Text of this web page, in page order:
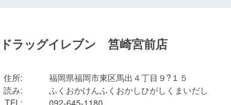
ドラッグイレブン 筥崎宮前店
住所:
福岡県福岡市東区馬出４丁目９?１５
読み:
ふくおかけんふくおかしひがしくまいだし